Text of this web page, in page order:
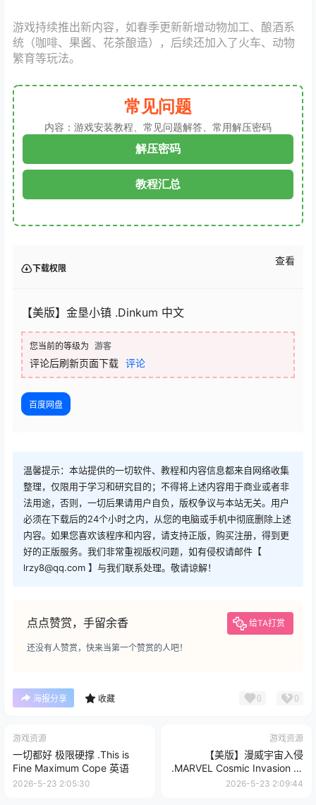
游戏持续推出新内容，如春季更新新增动物加工、酿酒系
统（咖啡、果酱、花茶酿造）‌，后续还加入了火车、动物
繁育等玩法。
常见问题
内容：游戏安装教程、常见问题解答、常用解压密码
解压密码
教程汇总
下载权限
查看
【美版】金垦小镇 .Dinkum 中文
您当前的等级为 游客
评论后刷新页面下载 评论
百度网盘
温馨提示：本站提供的一切软件、教程和内容信息都来自网络收集
整理，仅限用于学习和研究目的；不得将上述内容用于商业或者非
法用途，否则，一切后果请用户自负，版权争议与本站无关。用户
必须在下载后的24个小时之内，从您的电脑或手机中彻底删除上述
内容。如果您喜欢该程序和内容，请支持正版，购买注册，得到更
好的正版服务。我们非常重视版权问题，如有侵权请邮件【
lrzy8@qq.com 】与我们联系处理。敬请谅解！
点点赞赏，手留余香 给TA打赏
还没有人赞赏，快来当第一个赞赏的人吧！
海报分享 收藏 0 0
游戏资源
一切都好 极限硬撑 .This is
Fine Maximum Cope 英语
2026-5-23 2:05:30
游戏资源
【美版】漫威宇宙入侵
.MARVEL Cosmic Invasion 中
文
2026-5-23 2:09:44